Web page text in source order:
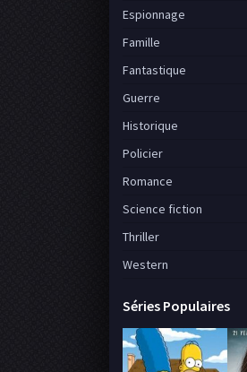
Espionnage
Famille
Fantastique
Guerre
Historique
Policier
Romance
Science fiction
Thriller
Western
Séries Populaires